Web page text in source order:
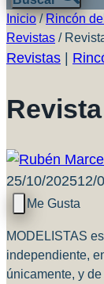
Inicio / Rincón
Revistas /
Revistas
25/10/202512/
MODELISTAS
independiente,
únicamente, y